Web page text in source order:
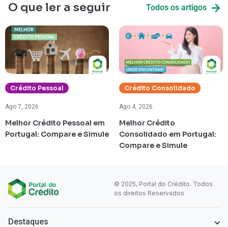
O que ler a seguir Todos os artigos
Crédito Pessoal
Ago 7, 2026
Melhor Crédito Pessoal em
Portugal: Compare e Simule
Crédito Consolidado
Ago 4, 2026
Melhor Crédito
Consolidado em Portugal:
Compare e Simule
© 2025, Portal do Crédito. Todos
os direitos Reservados
Destaques